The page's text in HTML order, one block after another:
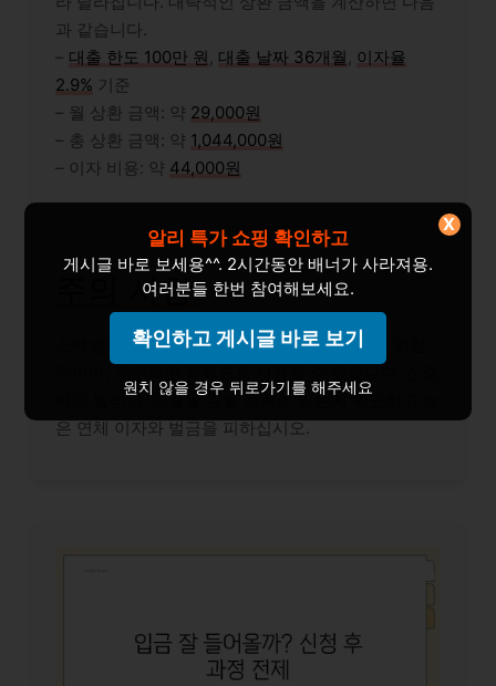
과 같습니다.
– 대출 한도 100만 원 , 대출 날짜 36개월 , 이자율
2.9% 기준
– 월 상환 금액: 약 29,000원
– 총 상환 금액: 약 1,044,000원
– 이자 비용: 약 44,000원
주의 사항
소액생계비대출은 사업 운영 자금을 지원하기 위한
하게 빌리고, 대출을 갚을 능력이 있는지 확인하고 늦
은 연체 이자와 벌금을 피하십시오.
알리 특가 쇼핑 확인하고
게시글 바로 보세용^^. 2시간동안 배너가 사라져용.
여러분들 한번 참여해보세요.
확인하고 게시글 바로 보기
원치 않을 경우 뒤로가기를 해주세요
X